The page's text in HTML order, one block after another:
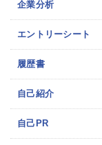
企業分析
エントリーシート
履歴書
自己紹介
自己PR